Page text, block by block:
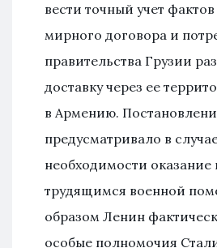
вести точный учет
мирного договора и
правительства Грузии
доставку через ее
в Армению.
предусматривало в
необходимости оказание
трудящимся военной
образом Ленин
особые полномочия